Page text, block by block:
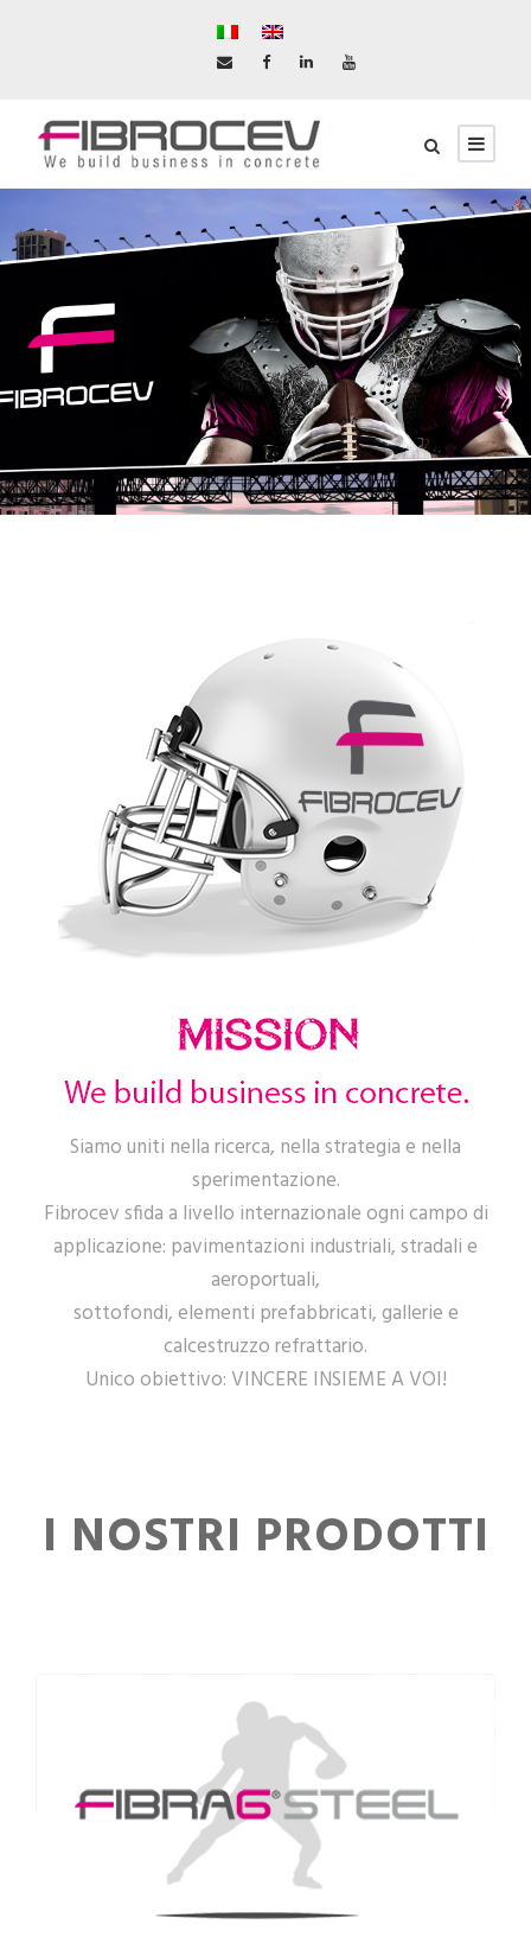
Siamo uniti nella ricerca, nella strategia e nella
sperimentazione.
Fibrocev sfida a livello internazionale ogni campo di
applicazione: pavimentazioni industriali, stradali e
aeroportuali,
sottofondi, elementi prefabbricati, gallerie e
calcestruzzo refrattario.
Unico obiettivo: VINCERE INSIEME A VOI!
I NOSTRI PRODOTTI